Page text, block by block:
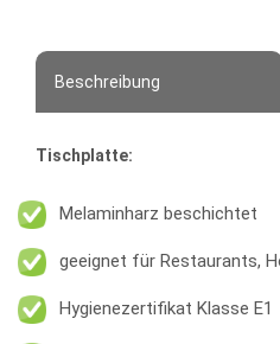
Beschreibung
Tischplatte:
Melaminharz beschichtet
geeignet für Restaurants,
Hygienezertifikat Klasse E1